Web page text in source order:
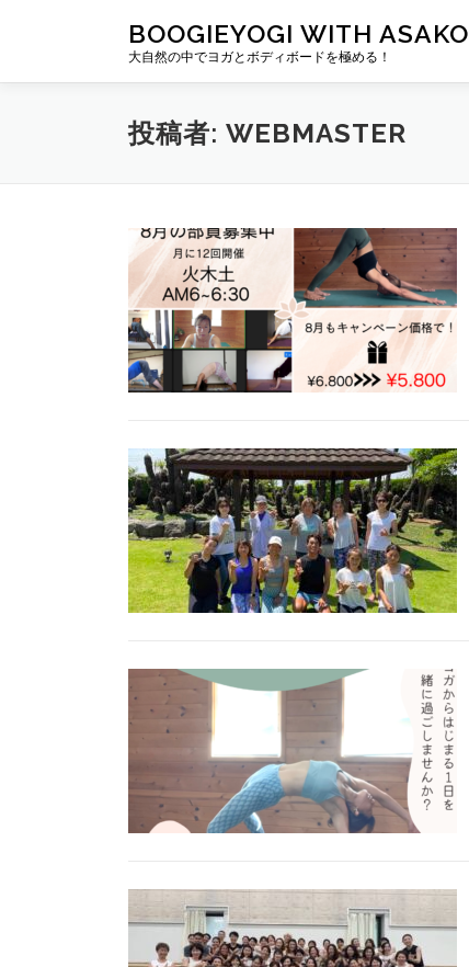
ン
BOOGIEYOGI WITH ASAKO
大自然の中でヨガとボディボードを極める！
投稿者: WEBMASTER